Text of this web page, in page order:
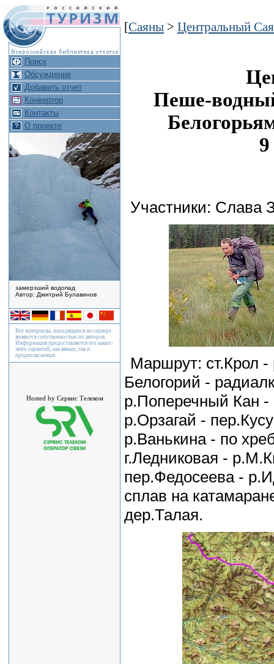
Поиск
Обсуждение
Добавить отчет
Конвертор
Контакты
О проекте
замерзший водопад
Автор: Дмитрий Булавинов
Все материалы, находящиеся на сервере
являются собственностью их авторов.
Информация предоставляется без каких-
либо гарантий, как явных, так и
предполагаемых.
Hosted by Сервис Телеком
[Саяны > Центральный
Пеше-
Участники: Слава
Маршрут: ст.Крол -
Белогорий -
р.Поперечный Кан -
р.Орзагай -
р.Ванькина - по
г.Ледниковая -
пер.Федосеева -
сплав на
дер.Талая.